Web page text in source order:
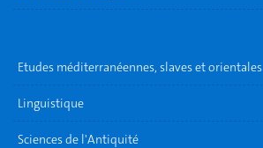
Etudes méditerranéennes, slaves et orientales
Linguistique
Sciences de l'Antiquité